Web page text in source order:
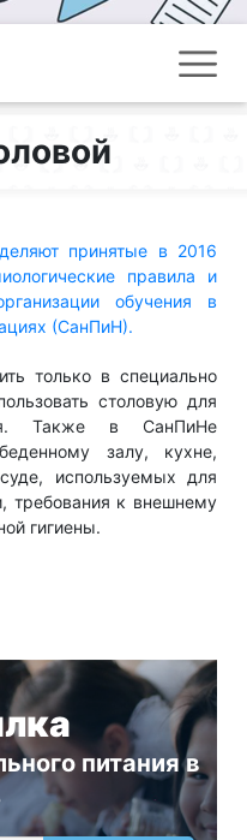
принятые в 2016
правила и
обучения в
(СанПиН).
только в специально
столовую для
Также в СанПиНе
залу, кухне,
используемых для
требования к внешнему
гигиены.
питания в